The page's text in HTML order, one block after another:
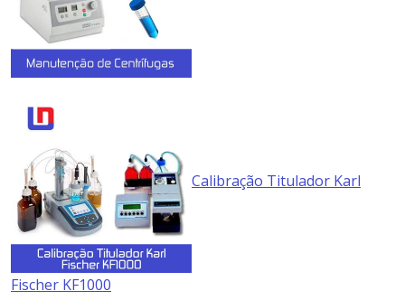
Calibração Titulador Karl
Fischer KF1000